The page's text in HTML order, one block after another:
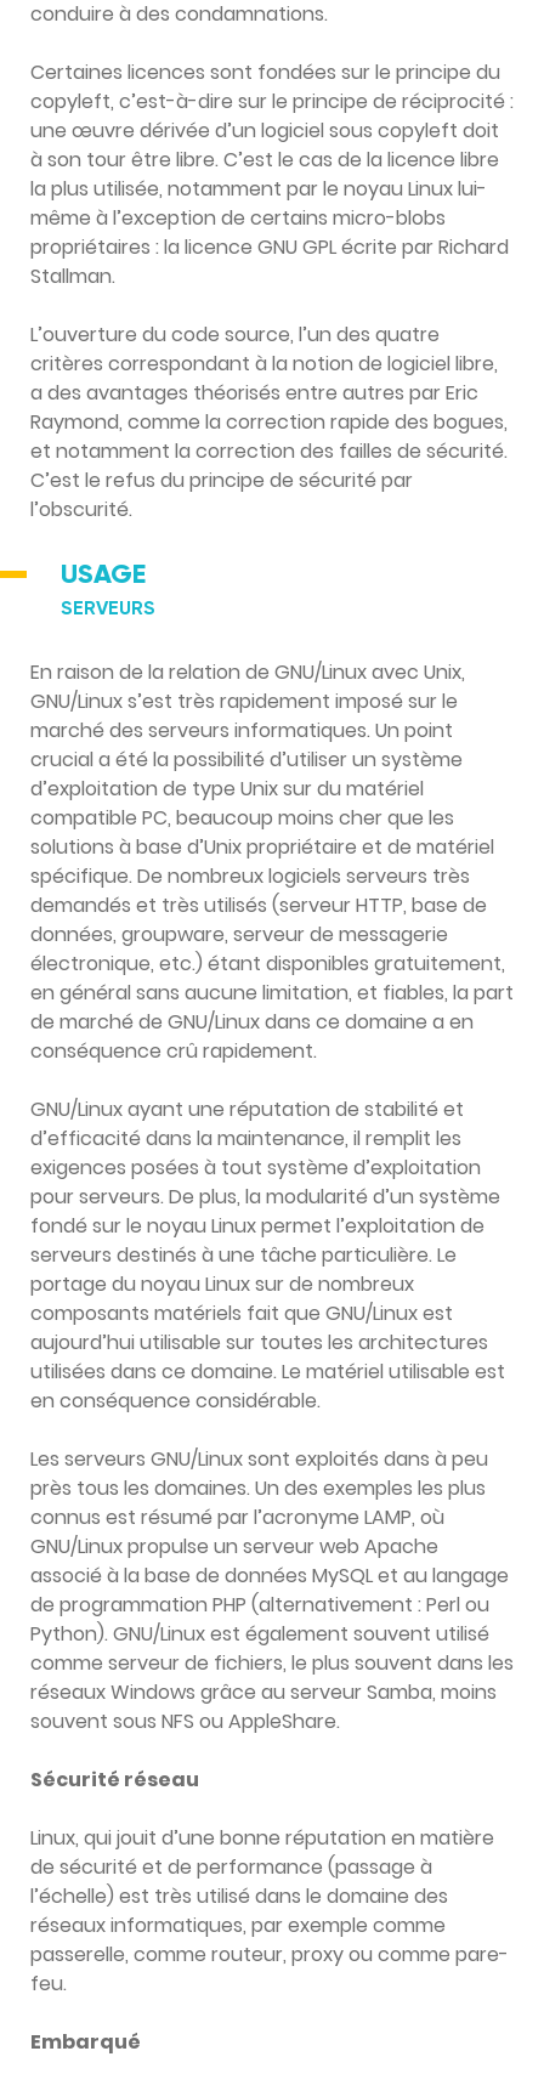
conduire à des condamnations.
Certaines licences sont fondées sur le principe du
copyleft, c’est-à-dire sur le principe de réciprocité :
une œuvre dérivée d’un logiciel sous copyleft doit
à son tour être libre. C’est le cas de la licence libre
la plus utilisée, notamment par le noyau Linux lui-
même à l’exception de certains micro-blobs
propriétaires : la licence GNU GPL écrite par Richard
Stallman.
L’ouverture du code source, l’un des quatre
critères correspondant à la notion de logiciel libre,
a des avantages théorisés entre autres par Eric
Raymond, comme la correction rapide des bogues,
et notamment la correction des failles de sécurité.
C’est le refus du principe de sécurité par
l’obscurité.
USAGE
SERVEURS
En raison de la relation de GNU/Linux avec Unix,
GNU/Linux s’est très rapidement imposé sur le
marché des serveurs informatiques. Un point
crucial a été la possibilité d’utiliser un système
d’exploitation de type Unix sur du matériel
compatible PC, beaucoup moins cher que les
solutions à base d’Unix propriétaire et de matériel
spécifique. De nombreux logiciels serveurs très
demandés et très utilisés (serveur HTTP, base de
données, groupware, serveur de messagerie
électronique, etc.) étant disponibles gratuitement,
en général sans aucune limitation, et fiables, la part
de marché de GNU/Linux dans ce domaine a en
conséquence crû rapidement.
GNU/Linux ayant une réputation de stabilité et
d’efficacité dans la maintenance, il remplit les
exigences posées à tout système d’exploitation
pour serveurs. De plus, la modularité d’un système
fondé sur le noyau Linux permet l’exploitation de
serveurs destinés à une tâche particulière. Le
portage du noyau Linux sur de nombreux
composants matériels fait que GNU/Linux est
aujourd’hui utilisable sur toutes les architectures
utilisées dans ce domaine. Le matériel utilisable est
en conséquence considérable.
Les serveurs GNU/Linux sont exploités dans à peu
près tous les domaines. Un des exemples les plus
connus est résumé par l’acronyme LAMP, où
GNU/Linux propulse un serveur web Apache
associé à la base de données MySQL et au langage
de programmation PHP (alternativement : Perl ou
Python). GNU/Linux est également souvent utilisé
comme serveur de fichiers, le plus souvent dans les
réseaux Windows grâce au serveur Samba, moins
souvent sous NFS ou AppleShare.
Sécurité réseau
Linux, qui jouit d’une bonne réputation en matière
de sécurité et de performance (passage à
l’échelle) est très utilisé dans le domaine des
réseaux informatiques, par exemple comme
passerelle, comme routeur, proxy ou comme pare-
feu.
Embarqué